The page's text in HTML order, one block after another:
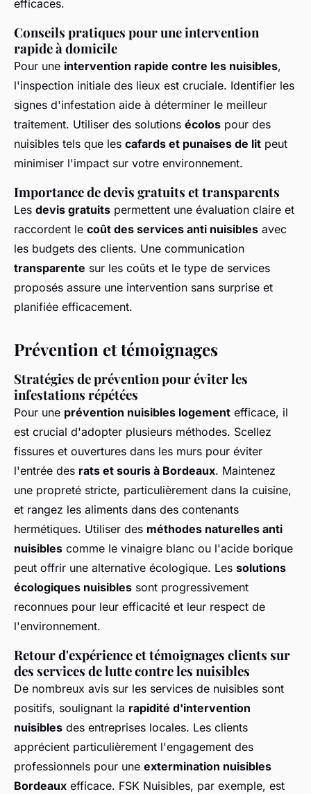
efficaces.
Conseils pratiques pour une intervention
rapide à domicile
Pour une intervention rapide contre les nuisibles,
l'inspection initiale des lieux est cruciale. Identifier les
signes d'infestation aide à déterminer le meilleur
traitement. Utiliser des solutions écolos pour des
nuisibles tels que les cafards et punaises de lit peut
minimiser l'impact sur votre environnement.
Importance de devis gratuits et transparents
Les devis gratuits permettent une évaluation claire et
raccordent le coût des services anti nuisibles avec
les budgets des clients. Une communication
transparente sur les coûts et le type de services
proposés assure une intervention sans surprise et
planifiée efficacement.
Prévention et témoignages
Stratégies de prévention pour éviter les
infestations répétées
Pour une prévention nuisibles logement efficace, il
est crucial d'adopter plusieurs méthodes. Scellez
fissures et ouvertures dans les murs pour éviter
l'entrée des rats et souris à Bordeaux. Maintenez
une propreté stricte, particulièrement dans la cuisine,
et rangez les aliments dans des contenants
hermétiques. Utiliser des méthodes naturelles anti
nuisibles comme le vinaigre blanc ou l'acide borique
peut offrir une alternative écologique. Les solutions
écologiques nuisibles sont progressivement
reconnues pour leur efficacité et leur respect de
l'environnement.
Retour d'expérience et témoignages clients sur
des services de lutte contre les nuisibles
De nombreux avis sur les services de nuisibles sont
positifs, soulignant la rapidité d'intervention
nuisibles des entreprises locales. Les clients
apprécient particulièrement l'engagement des
professionnels pour une extermination nuisibles
Bordeaux efficace. FSK Nuisibles, par exemple, est